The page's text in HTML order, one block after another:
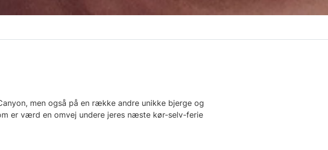
men også på en række andre unikke bjerge og
er værd en omvej undere jeres næste kør-selv-ferie